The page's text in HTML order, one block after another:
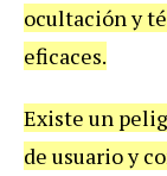
ocultación y
eficaces.
Existe un
de usuario y